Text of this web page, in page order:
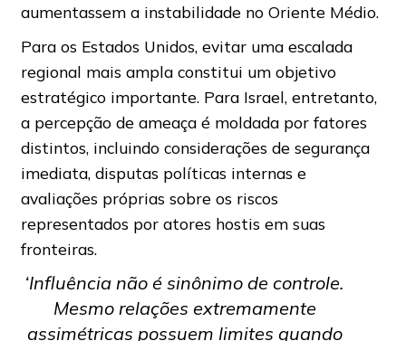
aumentassem a instabilidade no Oriente Médio.
Para os Estados Unidos, evitar uma escalada
regional mais ampla constitui um objetivo
estratégico importante. Para Israel, entretanto,
a percepção de ameaça é moldada por fatores
distintos, incluindo considerações de segurança
imediata, disputas políticas internas e
avaliações próprias sobre os riscos
representados por atores hostis em suas
fronteiras.
‘Influência não é sinônimo de controle.
Mesmo relações extremamente
assimétricas possuem limites quando